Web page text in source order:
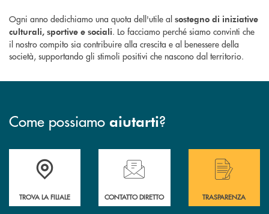
Ogni anno dedichiamo una quota dell'utile al sostegno di iniziative
culturali, sportive e sociali. Lo facciamo perché siamo convinti che
il nostro compito sia contribuire alla crescita e al benessere della
società, supportando gli stimoli positivi che nascono dal territorio.
Come possiamo aiutarti?
Accedi all' elenco completo delle filiali .
TROVA LA FILIALE
Hai bisogno di assistenza immediata?
CONTATTO DIRETTO
Hai bisogno di
TRASPARENZA